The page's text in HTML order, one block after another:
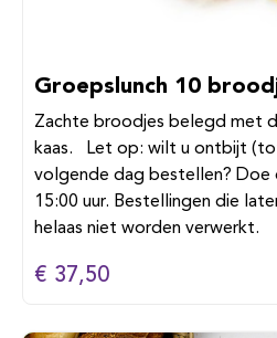
Groepslunch 10
Zachte broodjes belegd met
kaas. Let op: wilt u ontbijt
volgende dag bestellen? Doe
15:00 uur. Bestellingen die
helaas niet worden verwerkt.
€ 37,50